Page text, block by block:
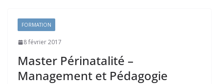
FORMATION
8 février 2017
Master Périnatalité –
Management et Pédagogie